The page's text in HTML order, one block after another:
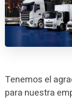
Tenemos el
para nuestra